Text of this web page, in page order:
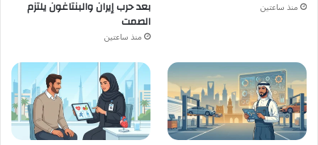
منذ ساعتين
بعد حرب إيران والبنتاغون يلتزم
الصمت
منذ ساعتين